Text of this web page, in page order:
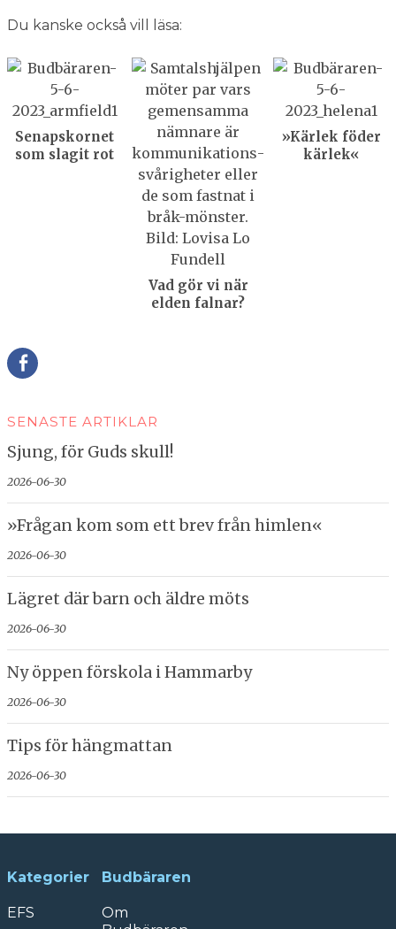
Du kanske också vill läsa:
Senapskornet
som slagit rot
Vad gör vi när
elden falnar?
»Kärlek föder
kärlek«
SENASTE ARTIKLAR
Sjung, för Guds skull!
2026-06-30
»Frågan kom som ett brev från himlen«
2026-06-30
Lägret där barn och äldre möts
2026-06-30
Ny öppen förskola i Hammarby
2026-06-30
Tips för hängmattan
2026-06-30
Kategorier
EFS
Budbäraren
Om